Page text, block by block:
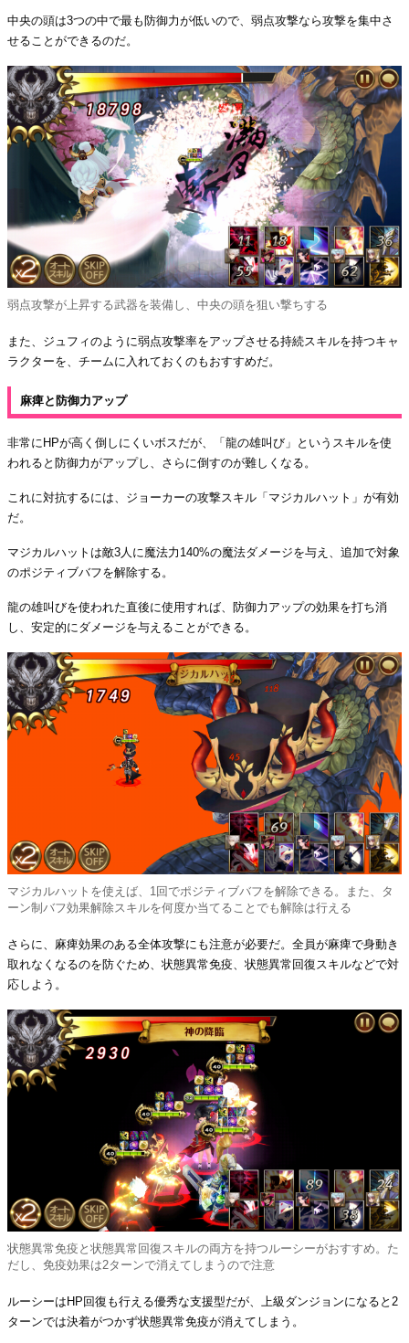
中央の頭は3つの中で最も防御力が低いので、弱点攻撃なら攻撃を集中さ
せることができるのだ。
弱点攻撃が上昇する武器を装備し、中央の頭を狙い撃ちする
また、ジュフィのように弱点攻撃率をアップさせる持続スキルを持つキャ
ラクターを、チームに入れておくのもおすすめだ。
麻痺と防御力アップ
非常にHPが高く倒しにくいボスだが、「龍の雄叫び」というスキルを使
われると防御力がアップし、さらに倒すのが難しくなる。
これに対抗するには、ジョーカーの攻撃スキル「マジカルハット」が有効
だ。
マジカルハットは敵3人に魔法力140%の魔法ダメージを与え、追加で対象
のポジティブバフを解除する。
龍の雄叫びを使われた直後に使用すれば、防御力アップの効果を打ち消
し、安定的にダメージを与えることができる。
マジカルハットを使えば、1回でポジティブバフを解除できる。また、タ
ーン制バフ効果解除スキルを何度か当てることでも解除は行える
さらに、麻痺効果のある全体攻撃にも注意が必要だ。全員が麻痺で身動き
取れなくなるのを防ぐため、状態異常免疫、状態異常回復スキルなどで対
応しよう。
状態異常免疫と状態異常回復スキルの両方を持つルーシーがおすすめ。た
だし、免疫効果は2ターンで消えてしまうので注意
ルーシーはHP回復も行える優秀な支援型だが、上級ダンジョンになると2
ターンでは決着がつかず状態異常免疫が消えてしまう。